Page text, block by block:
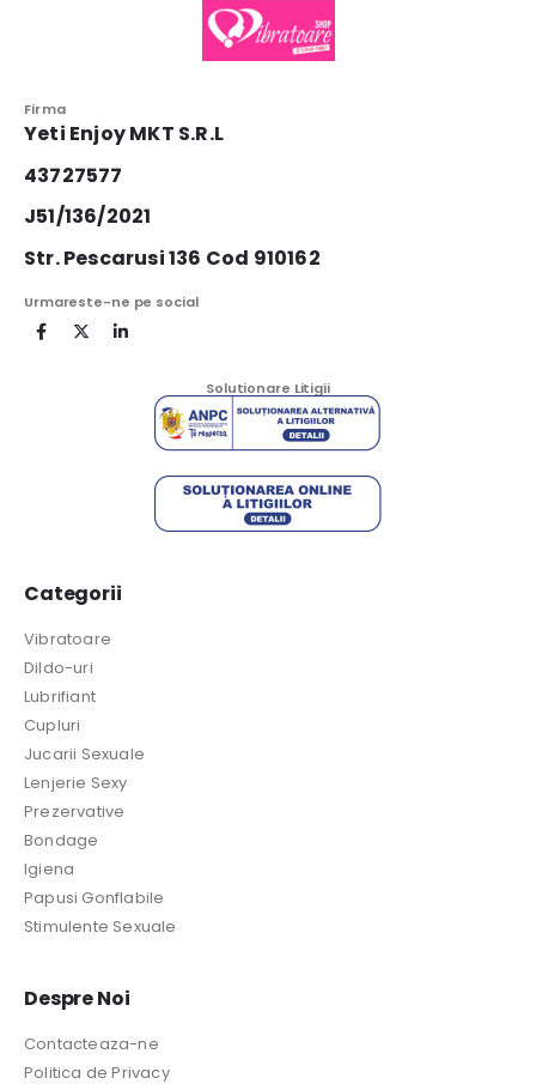
Firma
Yeti Enjoy MKT S.R.L
43727577
J51/136/2021
Str. Pescarusi 136 Cod 910162
Urmareste-ne pe social
Solutionare Litigii
Categorii
Vibratoare
Dildo-uri
Lubrifiant
Cupluri
Jucarii Sexuale
Lenjerie Sexy
Prezervative
Bondage
Igiena
Papusi Gonflabile
Stimulente Sexuale
Despre Noi
Contacteaza-ne
Politica de Privacy